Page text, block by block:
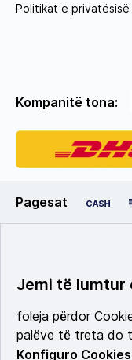
Politikat e privatësisë
Kompanitë tona:
Pagesat
Jemi të lumtur
foleja përdor
palëve të treta do
Konfiguro